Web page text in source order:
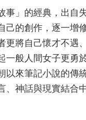
事」的經典，出
己的創作，逐一增
更將自己懷才不遇
一般人間女子更勇
以來筆記小說的傳
、神話與現實結合